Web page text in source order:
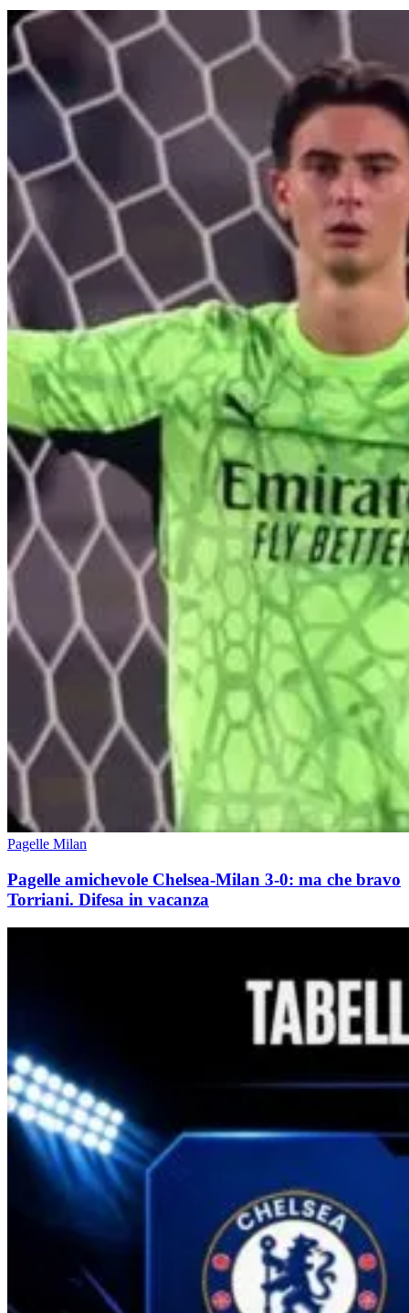
Pagelle Milan
Pagelle amichevole Chelsea-Milan 3-0: ma che bravo
Torriani. Difesa in vacanza